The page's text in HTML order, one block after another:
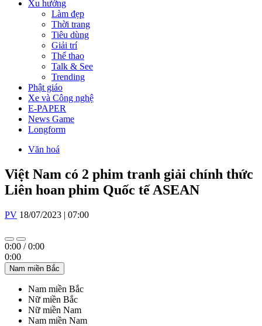
Xu hướng
Làm đẹp
Thời trang
Tiêu dùng
Giải trí
Thể thao
Talk & See
Trending
Phật giáo
Xe và Công nghệ
E-PAPER
News Game
Longform
Văn hoá
Việt Nam có 2 phim tranh giải chính thức
Liên hoan phim Quốc tế ASEAN
PV 18/07/2023 | 07:00
0:00 /0:00
0:00
Nam miền Bắc
Nam miền Bắc
Nữ miền Bắc
Nữ miền Nam
Nam miền Nam